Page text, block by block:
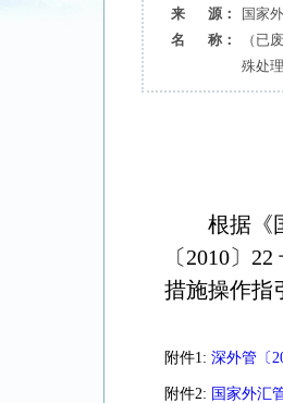
来 源：
国家
名 称：
（已
殊处
根据《
〔2010〕 22
措施操作指
附件1: 深外管〔
附件2: 国家外汇